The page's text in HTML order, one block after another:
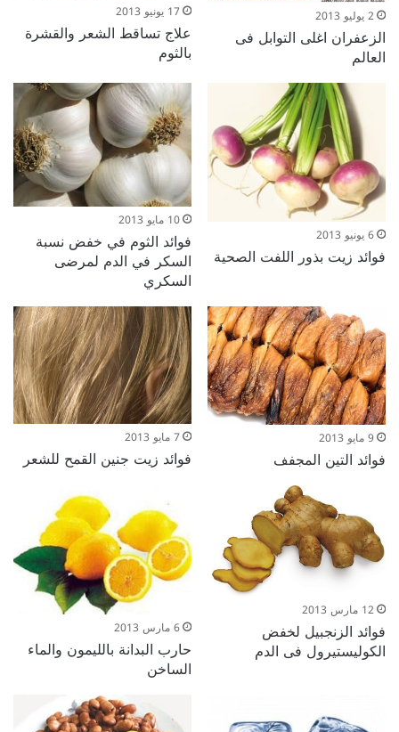
2 يوليو 2013
الزعفران اغلى التوابل فى
العالم
17 يونيو 2013
علاج تساقط الشعر والقشرة
بالثوم
6 يونيو 2013
فوائد زيت بذور اللفت الصحية
10 مايو 2013
فوائد الثوم في خفض نسبة
السكر في الدم لمرضى
السكري
9 مايو 2013
فوائد التين المجفف
7 مايو 2013
فوائد زيت جنين القمح للشعر
12 مارس 2013
فوائد الزنجبيل لخفض
الكوليستيرول فى الدم
6 مارس 2013
حارب البدانة بالليمون والماء
الساخن